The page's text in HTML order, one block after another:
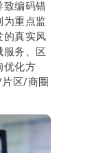
致编码错
重点监
的真实风
务、区
优化方
区/商圈